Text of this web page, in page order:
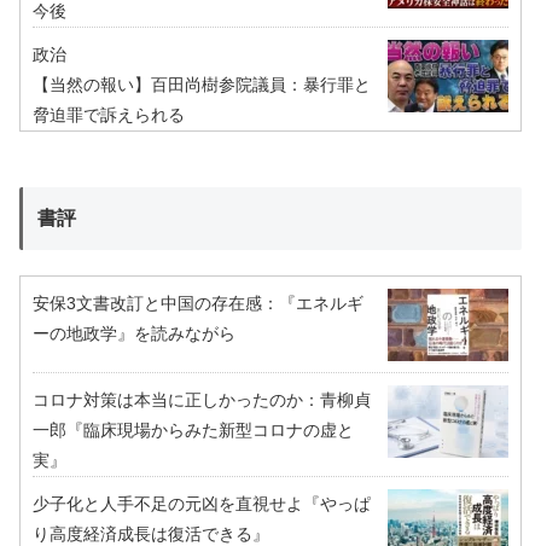
今後
政治
【当然の報い】百田尚樹参院議員：暴行罪と
脅迫罪で訴えられる
書評
安保3文書改訂と中国の存在感：『エネルギ
ーの地政学』を読みながら
コロナ対策は本当に正しかったのか：青柳貞
一郎『臨床現場からみた新型コロナの虚と
実』
少子化と人手不足の元凶を直視せよ『やっぱ
り高度経済成長は復活できる』